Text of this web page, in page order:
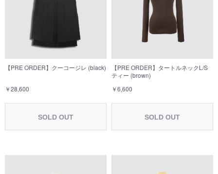
【PRE ORDER】クーコージレ (black)
￥28,600
SOLD OUT
【PRE ORDER】タートルネックL/S
ティー (brown)
￥6,600
SOLD OUT